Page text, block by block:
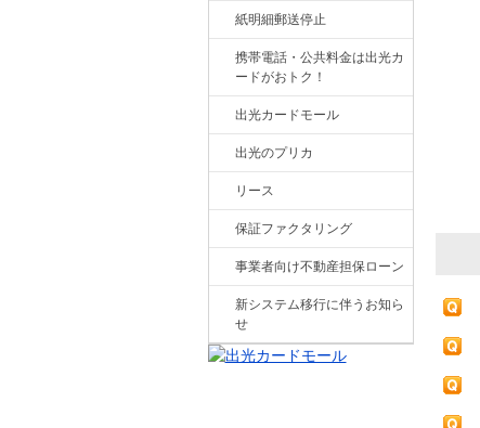
紙明細郵送停止
携帯電話・公共料金は出光カ
ードがおトク！
出光カードモール
出光のプリカ
リース
保証ファクタリング
事業者向け不動産担保ローン
新システム移行に伴うお知ら
せ